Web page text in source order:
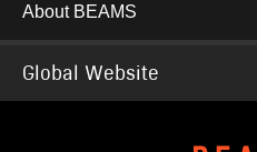
About BEAMS
Global Website